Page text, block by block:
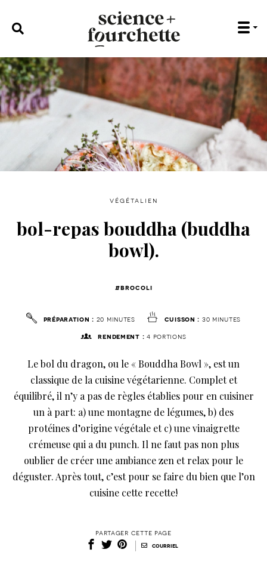
rechercher :
végétalien
bol-repas bouddha (buddha
bowl).
#brocoli
préparation : 20 minutes cuisson : 30 minutes
rendement : 4 portions
Le bol du dragon, ou le « Bouddha Bowl », est un
classique de la cuisine végétarienne. Complet et
équilibré, il n’y a pas de règles établies pour en cuisiner
un à part: a) une montagne de légumes, b) des
protéines d’origine végétale et c) une vinaigrette
crémeuse qui a du punch. Il ne faut pas non plus
oublier de créer une ambiance zen et relax pour le
déguster. Après tout, c’est pour se faire du bien que l’on
cuisine cette recette!
partager cette page
courriel